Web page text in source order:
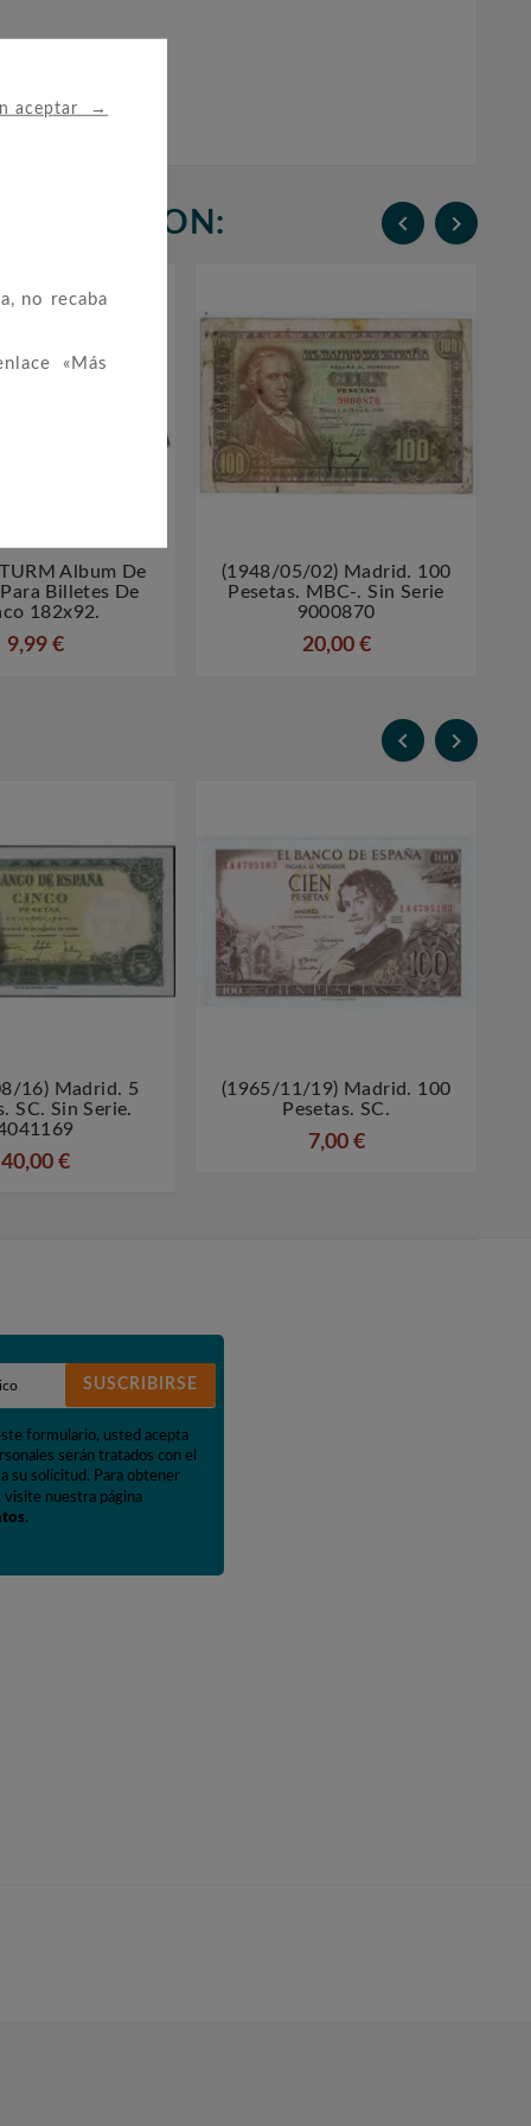
aceptar →
no recaba
«Más
 
 
Album De
Billetes De
182x92.
9,99 €
 
(1948/05/02) Madrid. 100
Pesetas. MBC-. Sin Serie
9000870
20,00 €
 

16) Madrid. 5
SC. Sin Serie.
40,00 €
 
(1965/11/19) Madrid. 100
Pesetas. SC.
7,00 €
SUSCRIBIRSE
formulario, usted acepta
serán tratados con el
su solicitud. Para obtener
visite nuestra página
.